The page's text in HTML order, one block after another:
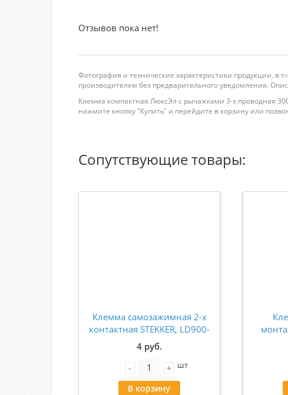
Отзывов пока нет!
Фотография и технические характеристики продукции, в
производителем без предварительного уведомления.
Клемма компактная ЛюксЭл с рычажками 3-х проводная
нажмите кнопку "Купить" и перейдите в корзину или
Сопутствующие товары:
Клемма самозажимная 2-х
контактная STEKKER, LD900-
002 39880
4 руб.
- + шт
В корзину